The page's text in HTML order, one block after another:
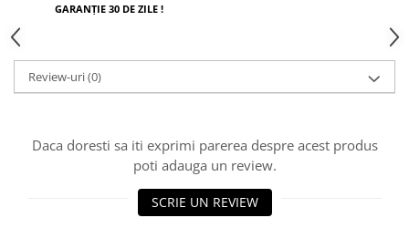
GARANȚIE 30 DE ZILE !
Review-uri(0)
Daca doresti sa iti exprimi parerea despre acest produs
poti adauga un review.
SCRIE UN REVIEW